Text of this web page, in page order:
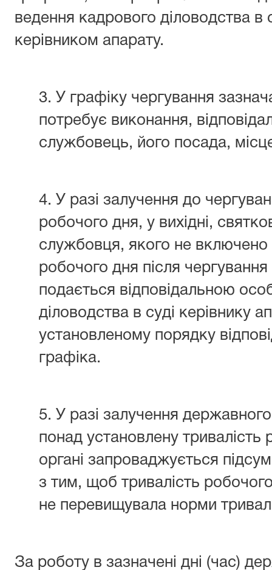
ведення кадрового діловодства в
керівником апарату.
3. У графіку чергування
потребує виконання,
службовець, його посада,
4. У разі залучення до
робочого дня, у вихідні,
службовця, якого не включено
робочого дня після чергування
подається відповідальною
діловодства в суді керівнику
установленому порядку
графіка.
5. У разі залучення
понад установлену
органі запроваджується
з тим, щоб тривалість
не перевищувала норми
За роботу в зазначені дні (час)